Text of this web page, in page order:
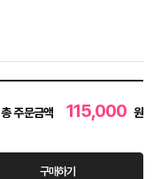
총 주문금액 115,000 원
구매하기